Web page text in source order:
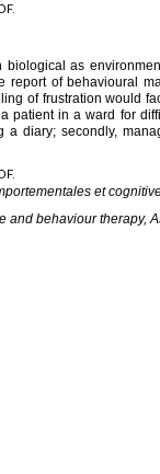
as
of behavioural
of frustration would
patient in a ward for
diary; secondly,
et
and behaviour therapy,